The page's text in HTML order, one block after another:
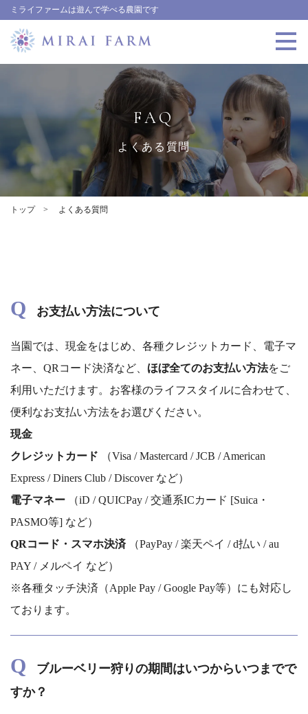
ミライファームは遊んで学べる農園です
FAQ
よくある質問
トップ よくある質問
Q お支払い方法について
当園では、現金をはじめ、各種クレジットカード、電子マ
ネー、QRコード決済など、 ほぼ全てのお支払い方法をご
利用いただけます。お客様のライフスタイルに合わせて、
便利なお支払い方法をお選びください。
現金
クレジットカード （Visa / Mastercard / JCB / American
Express / Diners Club / Discover など）
電子マネー （iD / QUICPay / 交通系ICカード [Suica・
PASMO等] など）
QRコード・スマホ決済（PayPay / 楽天ペイ / d払い / au
PAY / メルペイ など）
※各種タッチ決済（Apple Pay / Google Pay等）にも対応し
ております。
Q
ブルーベリー狩りの期間はいつからいつまでで
すか？